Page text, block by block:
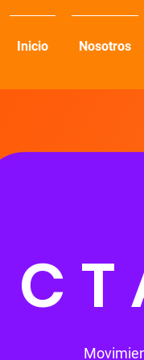
Inicio Nosotros